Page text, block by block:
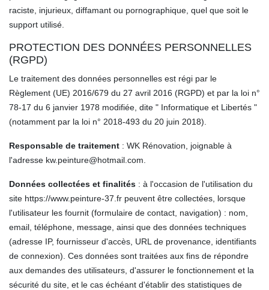
raciste, injurieux, diffamant ou pornographique, quel que soit le
support utilisé.
PROTECTION DES DONNÉES PERSONNELLES
(RGPD)
Le traitement des données personnelles est régi par le
Règlement (UE) 2016/679 du 27 avril 2016 (RGPD) et par la loi n°
78-17 du 6 janvier 1978 modifiée, dite " Informatique et Libertés "
(notamment par la loi n° 2018-493 du 20 juin 2018).
Responsable de traitement : WK Rénovation, joignable à
l'adresse kw.peinture@hotmail.com.
Données collectées et finalités : à l'occasion de l'utilisation du
site https://www.peinture-37.fr peuvent être collectées, lorsque
l'utilisateur les fournit (formulaire de contact, navigation) : nom,
email, téléphone, message, ainsi que des données techniques
(adresse IP, fournisseur d'accès, URL de provenance, identifiants
de connexion). Ces données sont traitées aux fins de répondre
aux demandes des utilisateurs, d'assurer le fonctionnement et la
sécurité du site, et le cas échéant d'établir des statistiques de